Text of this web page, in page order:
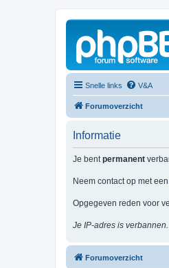
Snelle links V&A
Forumoverzicht
Informatie
Je bentpermanent
Neem contact op met een
Opgegeven reden voor
Je IP-adres is verbannen.
Forumoverzicht